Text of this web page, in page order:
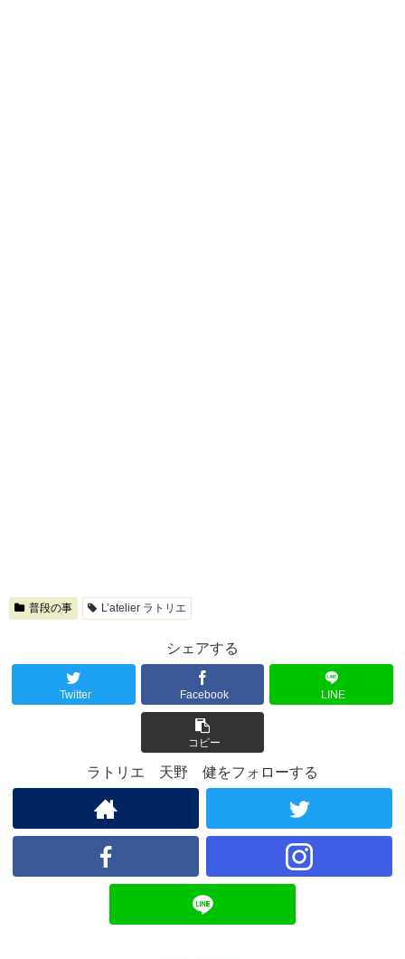
普段の事 L’atelier ラトリエ
シェアする
Twitter Facebook LINE
コピー
ラトリエ 天野 健をフォローする